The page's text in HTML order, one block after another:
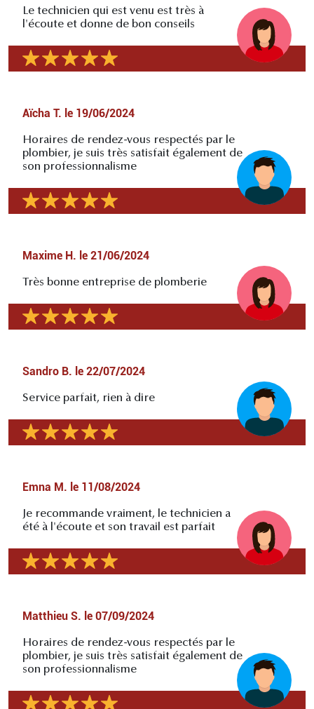
Le technicien qui est venu est très à
l'écoute et donne de bon conseils
Aïcha T. le 19/06/2024
Horaires de rendez-vous respectés par le
plombier, je suis très satisfait également de
son professionnalisme
Maxime H. le 21/06/2024
Très bonne entreprise de plomberie
Sandro B. le 22/07/2024
Service parfait, rien à dire
Emna M. le 11/08/2024
Je recommande vraiment, le technicien a
été à l'écoute et son travail est parfait
Matthieu S. le 07/09/2024
Horaires de rendez-vous respectés par le
plombier, je suis très satisfait également de
son professionnalisme